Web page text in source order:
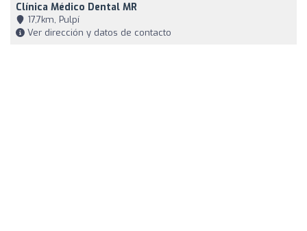
Clínica Médico Dental MR
17,7km, Pulpí
Ver dirección y datos de contacto